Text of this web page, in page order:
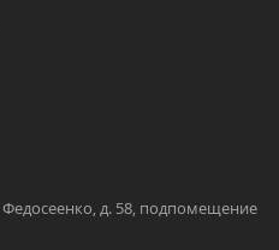
д. 58, подпомещение